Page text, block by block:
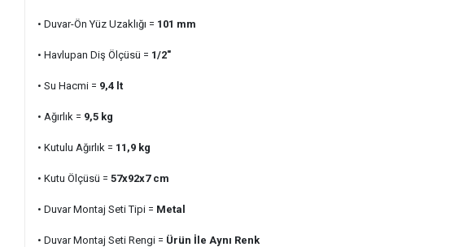
• Duvar-Ön Yüz Uzaklığı = 101 mm
• Havlupan Diş Ölçüsü = 1/2"
• Su Hacmi = 9,4 lt
• Ağırlık = 9,5 kg
• Kutulu Ağırlık = 11,9 kg
• Kutu Ölçüsü =57x92x7 cm
• Duvar Montaj Seti Tipi = Metal
• Duvar Montaj Seti Rengi = Ürün İle Aynı Renk